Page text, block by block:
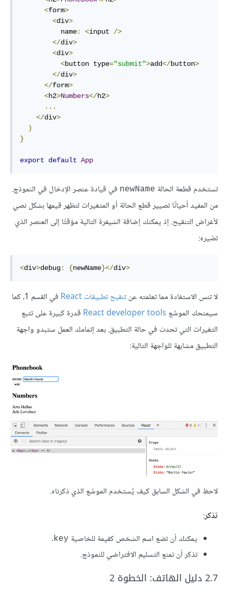
<form>
<div>
          name
: <input />
</div>
<div>
<button type="submit">add</button>
</div>
</form>
<h2>Numbers</h2>
...
</div>
)
}
export default App
تستخدم قطعة الحالة newName في قيادة عنصر الإدخال في النموذج.
من المفيد أحيانًا تصيير قطع الحالة أو المتغيرات لتظهر قيمها بشكل نصي
لأغراض التنقيح. إذ يمكنك إضافة الشيفرة التالية مؤقتًا إلى العنصر الذي
تصّيره:
<div>debug: {newName}</div>
لا تنس الاستفادة مما تعلمته عنتنقيح تطبيقات React
في القسم 1، كما
سيمنحك الموسِّع React developer tools قدرة كبيرة على تتبع
التغيرات التي تحدث في حالة التطبيق. بعد إتمامك العمل ستبدو واجهة
التطبيق مشابهة للواجهة التالية:
لاحظ في الشكل السابق كيف يُستخدم الموسِّع الذي ذكرناه.
تذكر:
يمكنك أن تضع اسم الشخص كقيمة للخاصية key
.
تذكر أن تمنع التسليم الافتراضي للنموذج.
2.7 دليل الهاتف: الخطوة 2